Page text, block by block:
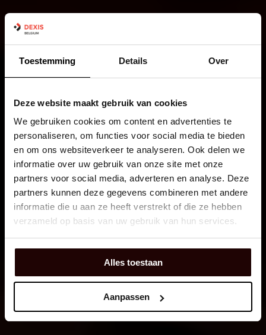
Toestemming Details Over
Deze website maakt gebruik van cookies
We gebruiken cookies om content en advertenties te
personaliseren, om functies voor social media te bieden
en om ons websiteverkeer te analyseren. Ook delen we
informatie over uw gebruik van onze site met onze
partners voor social media, adverteren en analyse. Deze
partners kunnen deze gegevens combineren met andere
informatie die u aan ze heeft verstrekt of die ze hebben
verzameld op basis van uw gebruik van hun services.
Alles toestaan
Aanpassen
Continuïteit
op ieder moment
in elke schakel.
Geïntegreerde totaaloplossingen voor de bouw en
industrie, die zorgen voor een veilige en
ononderbroken productie, met een lagere
operationele kost en een hoger duurzaam rendement.
START ONLINE SHOPPEN